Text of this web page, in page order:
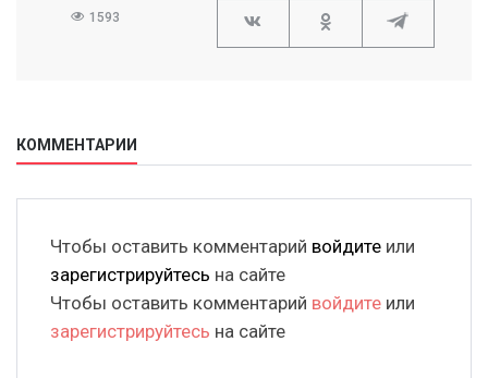
1593
КОММЕНТАРИИ
Чтобы оставить комментарий войдите или
зарегистрируйтесь на сайте
Чтобы оставить комментарий войдите или
зарегистрируйтесь на сайте